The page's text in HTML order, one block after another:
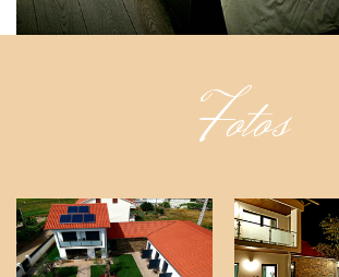
Fotos